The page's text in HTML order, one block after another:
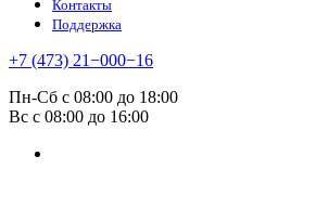
Контакты
Поддержка
+7 (473) 21−000−16
Пн-Сб с 08:00 до 18:00
Вс с 08:00 до 16:00